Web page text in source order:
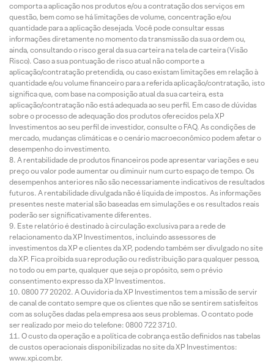
comporta a aplicação nos produtos e/ou a contratação dos serviços em
questão, bem como se há limitações de volume, concentração e/ou
quantidade para a aplicação desejada. Você pode consultar essas
informações diretamente no momento da transmissão da sua ordem ou,
ainda, consultando o risco geral da sua carteira na tela de carteira (Visão
Risco). Caso a sua pontuação de risco atual não comporte a
aplicação/contratação pretendida, ou caso existam limitações em relação à
quantidade e/ou volume financeiro para a referida aplicação/contratação, isto
significa que, com base na composição atual da sua carteira, esta
aplicação/contratação não está adequada ao seu perfil. Em caso de dúvidas
sobre o processo de adequação dos produtos oferecidos pela XP
Investimentos ao seu perfil de investidor, consulte o FAQ. As condições de
mercado, mudanças climáticas e o cenário macroeconômico podem afetar o
desempenho do investimento.
A rentabilidade de produtos financeiros pode apresentar variações e seu
preço ou valor pode aumentar ou diminuir num curto espaço de tempo. Os
desempenhos anteriores não são necessariamente indicativos de resultados
futuros. A rentabilidade divulgada não é líquida de impostos. As informações
presentes neste material são baseadas em simulações e os resultados reais
poderão ser significativamente diferentes.
Este relatório é destinado à circulação exclusiva para a rede de
relacionamento da XP Investimentos, incluindo assessores de
investimentos da XP e clientes da XP, podendo também ser divulgado no site
da XP. Fica proibida sua reprodução ou redistribuição para qualquer pessoa,
no todo ou em parte, qualquer que seja o propósito, sem o prévio
consentimento expresso da XP Investimentos.
0800 77 20202. A Ouvidoria da XP Investimentos tem a missão de servir
de canal de contato sempre que os clientes que não se sentirem satisfeitos
com as soluções dadas pela empresa aos seus problemas. O contato pode
ser realizado por meio do telefone: 0800 722 3710.
O custo da operação e a política de cobrança estão definidos nas tabelas
de custos operacionais disponibilizadas no site da XP Investimentos:
www.xpi.com.br.